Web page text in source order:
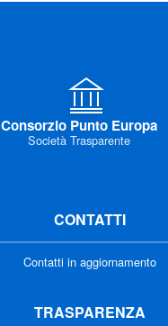
Consorzio Punto Europa
Società Trasparente
CONTATTI
Contatti in aggiornamento
TRASPARENZA